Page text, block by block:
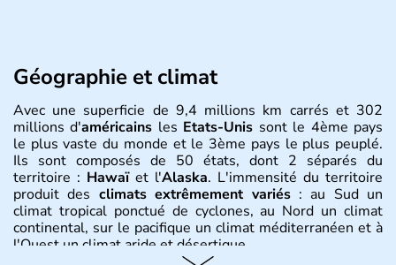
Géographie et climat
Avec une superficie de 9,4 millions km carrés et 302
millions d'américains les Etats-Unis sont le 4ème pays
le plus vaste du monde et le 3ème pays le plus peuplé.
Ils sont composés de 50 états, dont 2 séparés du
territoire : Hawaïet l'Alaska. L'immensité du territoire
produit des climats extrêmement variés: au Sud un
climat tropical ponctué de cyclones, au Nord un climat
continental, sur le pacifique un climat méditerranéen et à
l'Ouest un climat aride et désertique.